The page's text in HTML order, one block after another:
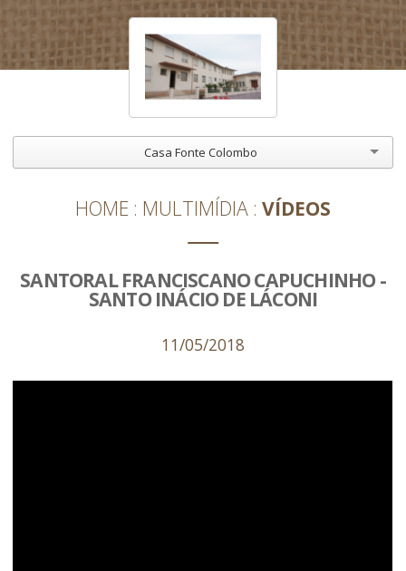
Casa Fonte Colombo
HOME MULTIMÍDIA VÍDEOS
SANTORAL FRANCISCANO CAPUCHINHO -
SANTO INÁCIO DE LÁCONI
11/05/2018